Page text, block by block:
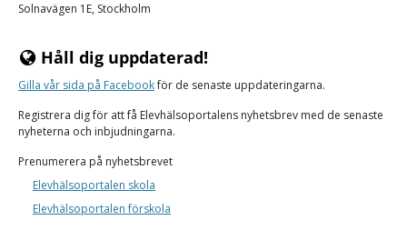
Solnavägen 1E, Stockholm
Håll dig uppdaterad!
Gilla vår sida på Facebookför de senaste uppdateringarna.
Registrera dig för att få Elevhälsoportalens nyhetsbrev med de senaste
nyheterna och inbjudningarna.
Prenumerera på nyhetsbrevet
Elevhälsoportalen skola
Elevhälsoportalen förskola